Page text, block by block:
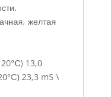
желтая
13,0
23,3 mS \